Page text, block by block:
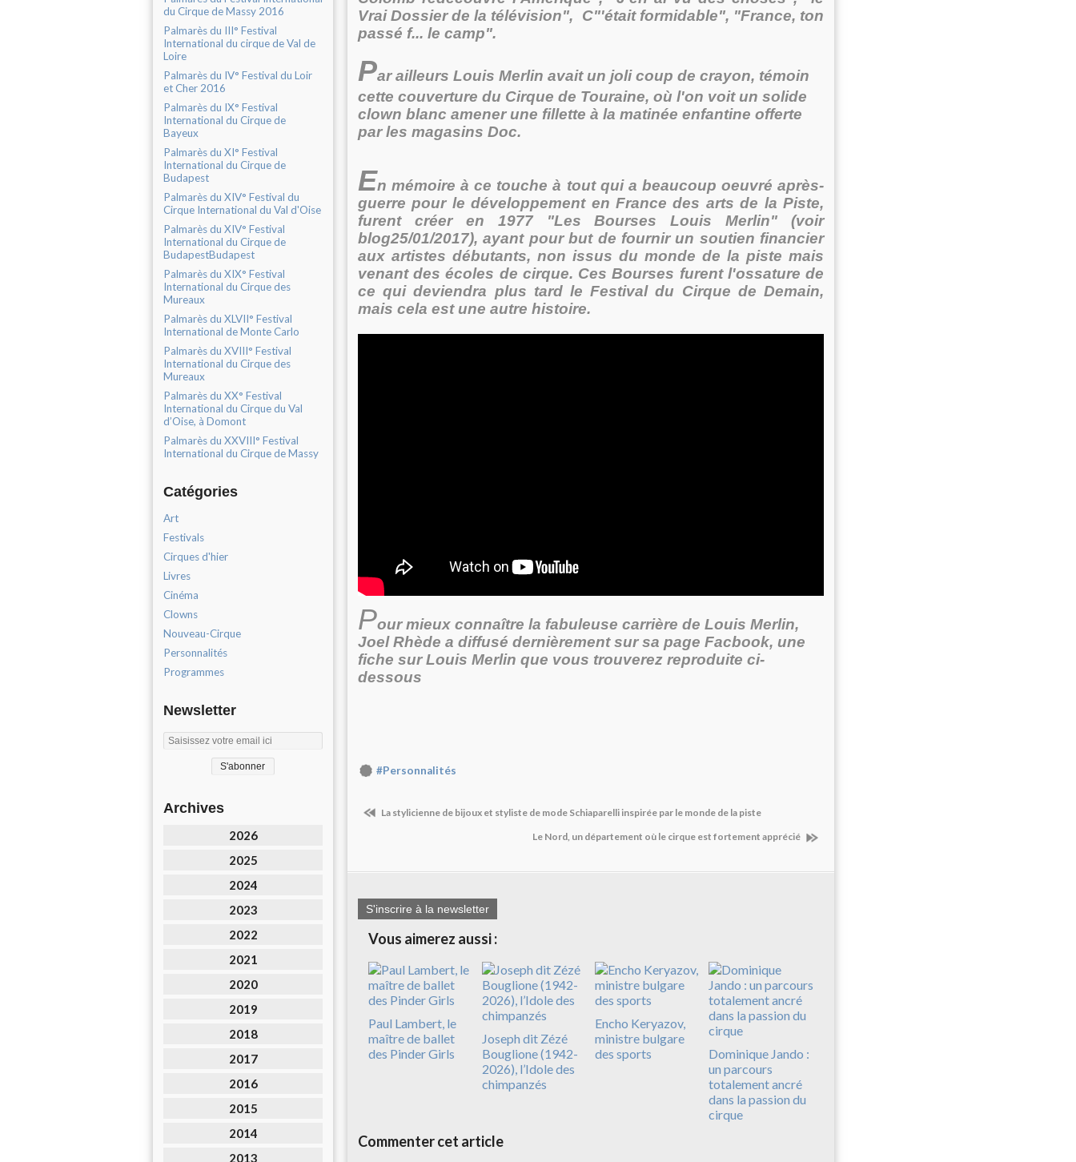
du Cirque de Massy 2016
Palmarès du III° Festival
International du cirque de Val de
Loire
Palmarès du IV° Festival du Loir
et Cher 2016
Palmarès du IX° Festival
International du Cirque de
Bayeux
Palmarès du XI° Festival
International du Cirque de
Budapest
Palmarès du XIV° Festival du
Cirque International du Val d'Oise
Palmarès du XIV° Festival
International du Cirque de
BudapestBudapest
Palmarès du XIX° Festival
International du Cirque des
Mureaux
Palmarès du XLVII° Festival
International de Monte Carlo
Palmarès du XVIII° Festival
International du Cirque des
Mureaux
Palmarès du XX° Festival
International du Cirque du Val
d’Oise, à Domont
Palmarès du XXVIII° Festival
International du Cirque de Massy
Catégories
Art
Festivals
Cirques d'hier
Livres
Cinéma
Clowns
Nouveau-Cirque
Personnalités
Programmes
Newsletter
Archives
2026
2025
2024
2023
2022
2021
2020
2019
2018
2017
2016
2015
2014
2013
Vrai Dossier de la télévision", C"'était formidable", "France, ton
passé f... le camp".
Par ailleurs Louis Merlin avait un joli coup de crayon, témoin
cette couverture du Cirque de Touraine, où l'on voit un solide
clown blanc amener une fillette à la matinée enfantine offerte
par les magasins Doc.
En mémoire à ce touche à tout qui a beaucoup oeuvré après-
guerre pour le développement en France des arts de la Piste,
furent créer en 1977 "Les Bourses Louis Merlin" (voir
blog25/01/2017), ayant pour but de fournir un soutien financier
aux artistes débutants, non issus du monde de la piste mais
venant des écoles de cirque. Ces Bourses furent l'ossature de
ce qui deviendra plus tard le Festival du Cirque de Demain,
mais cela est une autre histoire.
Pour mieux connaître la fabuleuse carrière de Louis Merlin,
Joel Rhède a diffusé dernièrement sur sa page Facbook, une
fiche sur Louis Merlin que vous trouverez reproduite ci-
dessous
#Personnalités
La stylicienne de bijoux et styliste de mode Schiaparelli inspirée par le monde de la piste
Le Nord, un département où le cirque est fortement apprécié
S'inscrire à la newsletter
Vous aimerez aussi :
Paul Lambert, le
maître de ballet
des Pinder Girls
Joseph dit Zézé
Bouglione (1942-
2026), l’Idole des
chimpanzés
Encho Keryazov,
ministre bulgare
des sports
Dominique Jando :
un parcours
totalement ancré
dans la passion du
cirque
Commenter cet article